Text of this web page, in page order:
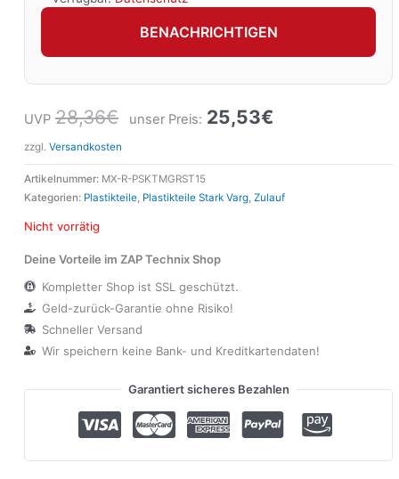
BENACHRICHTIGEN
UVP 28,36€ unser Preis: 25,53€
zzgl. Versandkosten
Artikelnummer: MX-R-PSKTMGRST15
Kategorien: Plastikteile, Plastikteile Stark Varg, Zulauf
Nicht vorrätig
Deine Vorteile im ZAP Technix Shop
Kompletter Shop ist SSL geschützt.
Geld-zurück-Garantie ohne Risiko!
Schneller Versand
Wir speichern keine Bank- und Kreditkartendaten!
Garantiert sicheres Bezahlen